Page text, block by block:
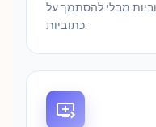
מבלי להסתמך על
כתוביות.